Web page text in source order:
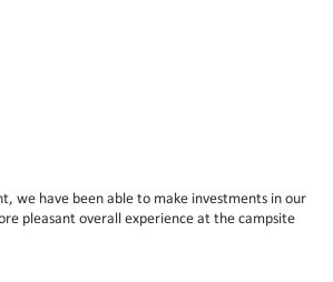
we have been able to make investments in our
pleasant overall experience at the campsite